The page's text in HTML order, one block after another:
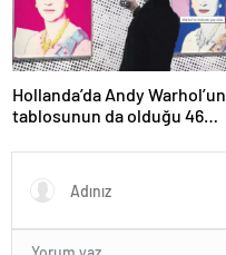
Hollanda’da Andy Warhol’un
tablosunun da olduğu 46